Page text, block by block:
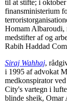
til at stifte; i
finansministerium
Homam
medstifter af og
Rabih Haddad
Siraj Wahhaj,
i 1995 af advokat
medkonspirator
City's vartegn i
blinde sheik, Omar